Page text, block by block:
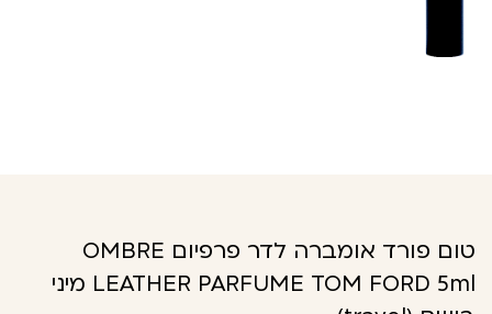
טום פורד אומברה לדר פרפיום OMBRE
LEATHER PARFUME TOM FORD 5ml מיני